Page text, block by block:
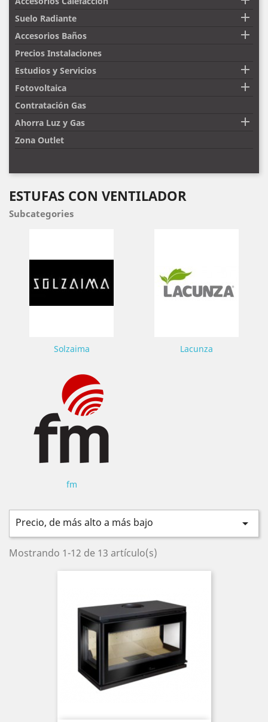
Suelo Radiante 
Accesorios Baños 
Precios Instalaciones
Estudios y Servicios

Fotovoltaica 
Contratación Gas
Ahorra Luz y Gas

Zona Outlet
ESTUFAS CON VENTILADOR
Subcategories
Solzaima Lacunza
fm
Precio, de más alto a más bajo 
Mostrando 1-12 de 13 artículo(s)